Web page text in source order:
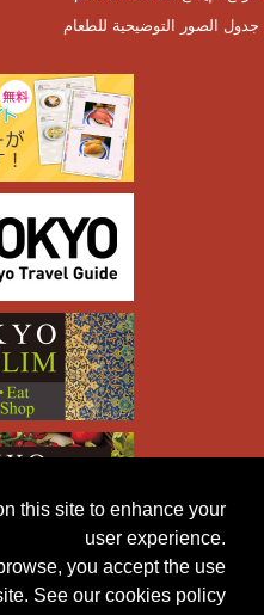
this site to enhance your
user experience.
you accept the use
See our cookies policy
جدول الصور التوضيحية للطعام